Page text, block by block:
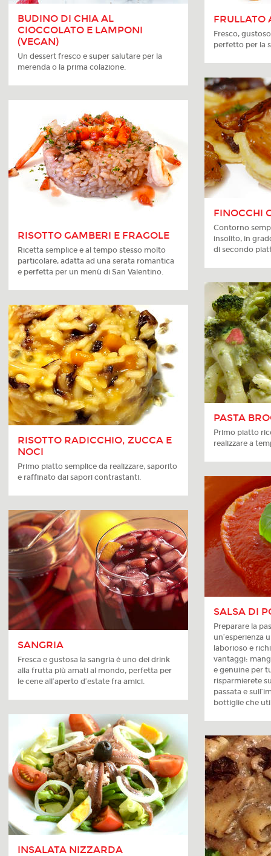
BUDINO DI CHIA AL
CIOCCOLATO E LAMPONI
(VEGAN)
Un dessert fresco e super salutare per la
merenda o la prima colazione.
FRULLATO
Fresco,
perfetto per la
FINOCCHI
Contorno
insolito, in
di secondo
RISOTTO GAMBERI E FRAGOLE
Ricetta semplice e al tempo stesso molto
particolare, adatta ad una serata romantica
e perfetta per un menù di San Valentino.
PASTA
Primo piatto
realizzare a
RISOTTO RADICCHIO, ZUCCA E
NOCI
Primo piatto semplice da realizzare, saporito
e raffinato dai sapori contrastanti.
SALSA DI
Preparare la
un’esperienza
laborioso e
vantaggi:
e genuine per
risparmierete
passata e
bottiglie che
SANGRIA
Fresca e gustosa la sangria è uno dei drink
alla frutta più amati al mondo, perfetta per
le cene all’aperto d’estate fra amici.
INSALATA NIZZARDA